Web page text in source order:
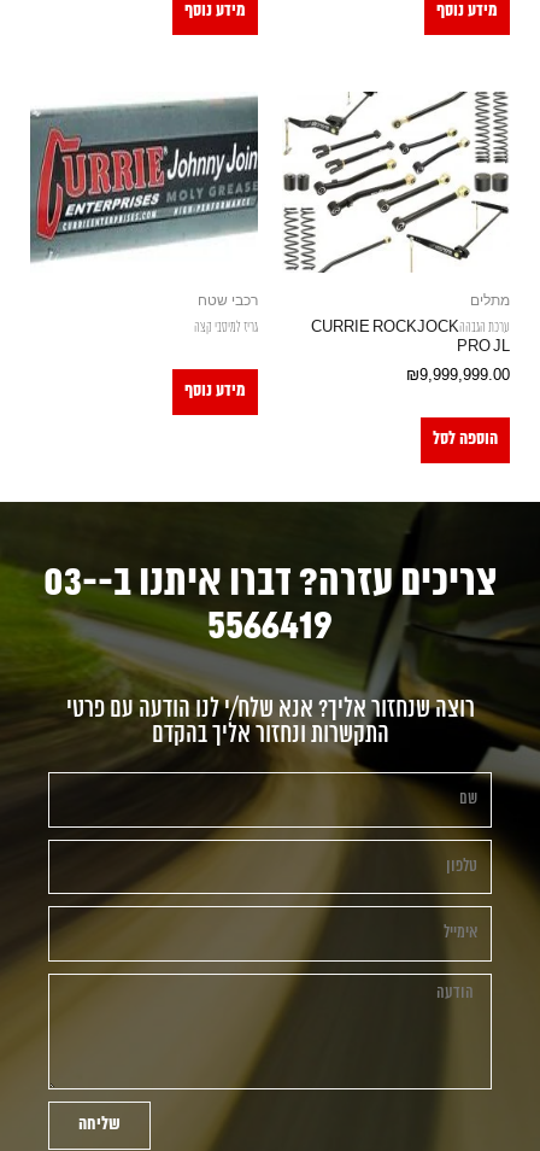
מידע נוסף מידע נוסף
מתלים
ערכת הגבההCURRIE ROCKJOCK
PRO JL
₪9,999,999.00
הוספה לסל
רכבי שטח
גריז למיסבי קצה
מידע נוסף
צריכים עזרה? דברו איתנו ב-03-
5566419
רוצה שנחזור אליך? אנא שלח/י לנו הודעה עם פרטי
התקשרות ונחזור אליך בהקדם
שליחה